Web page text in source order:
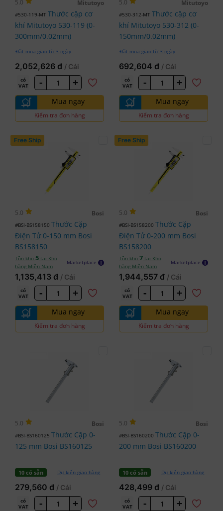
5.0 Mitutoyo
#530-119-MT Thước cặp cơ
khí Mitutoyo 530-119 (0-
300mm/0.02mm)
Đặt mua giao từ 3 ngày
2,052,626 đ / Cái
có
VAT
- +
Mua ngay
Kiểm tra đơn hàng
5.0 Mitutoyo
#530-312-MT Thước cặp cơ
khí Mitutoyo 530-312 (0-
150mm/0.02mm)
Đặt mua giao từ 3 ngày
692,604 đ / Cái
có
VAT
- +
Mua ngay
Kiểm tra đơn hàng
Free Ship
5.0 Bosi
#BSI-BS158150 Thước Cặp
Điện Tử 0-150 mm Bosi
BS158150
Tồn kho 5 tại Kho
hàng Miền Nam
Marketplace
1,135,413 đ / Cái
có
VAT
- +
Mua ngay
Kiểm tra đơn hàng
Free Ship
5.0 Bosi
#BSI-BS158200 Thước Cặp
Điện Tử 0-200 mm Bosi
BS158200
Tồn kho 7 tại Kho
hàng Miền Nam
Marketplace
1,944,557 đ / Cái
có
VAT
- +
Mua ngay
Kiểm tra đơn hàng
5.0 Bosi
#BSI-BS160125 Thước Cặp 0-
125 mm Bosi BS160125
10 có sẵn Dự kiến giao hàng
279,560 đ / Cái
có
VAT
- +
5.0 Bosi
#BSI-BS160200 Thước Cặp 0-
200 mm Bosi BS160200
10 có sẵn Dự kiến giao hàng
428,499 đ / Cái
có
VAT
- +